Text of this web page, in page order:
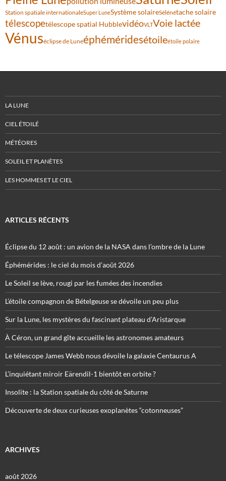
Station spatiale internationaleSuper LuneSystème solaireSélénétache solaire
télescopetélescope spatial HubblevidéoVLTVoie lactée
Vénuséclipse de Luneéphéméridesétoileétoile polaire
LA LUNE
CIEL ÉTOILÉ
MÉTÉORES
SOLEIL ET PLANÈTES
LES HOMMES ET LE CIEL
ARTICLES RÉCENTS
Éclipse du 12 août : un avion de la NASA dans l’ombre de la Lune
Éphémérides : le ciel du mois d’août 2026
Le Soleil se lève, rougi par les fumées des incendies
L’étoile compagnon de Bételgeuse se dévoile un peu plus
Sur la Lune, les mystères du fascinant plateau d’Aristarque
À Céron, un grand gîte accueille les astronomes amateurs
Le télescope James Webb nous dévoile la galaxie Centaurus A
L’inquiétant miroir Eärendil-1 bientôt en orbite ?
Insolite : la Station spatiale du côté de Saturne
Découverte de deux curieuses exoplanètes “cotonneuses”
ARCHIVES
août 2026